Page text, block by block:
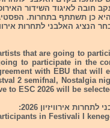
חובה לאיגוד השידור
that are going to
to participate in the
with EBU that will
2 semifnal, Nostalgia
to ESC 2026 will be
אירוויזיון 2026:
in Festivali I